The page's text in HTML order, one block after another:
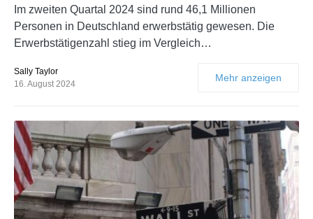
Im zweiten Quartal 2024 sind rund 46,1 Millionen
Personen in Deutschland erwerbstätig gewesen. Die
Erwerbstätigenzahl stieg im Vergleich…
Sally Taylor
16. August 2024
Mehr anzeigen